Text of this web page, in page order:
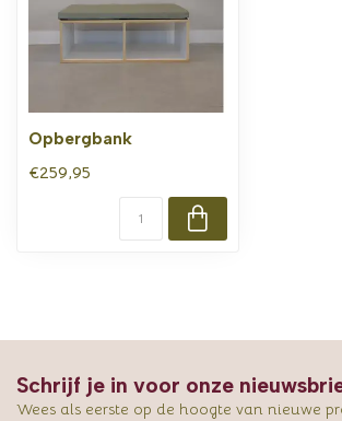
Opbergbank
€259,95
Schrijf je in voor onze
Wees als eerste op de hoogte van nieuwe